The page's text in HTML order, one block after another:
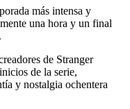
más intensa y
una hora y un final
de Stranger
de la serie,
y nostalgia ochentera